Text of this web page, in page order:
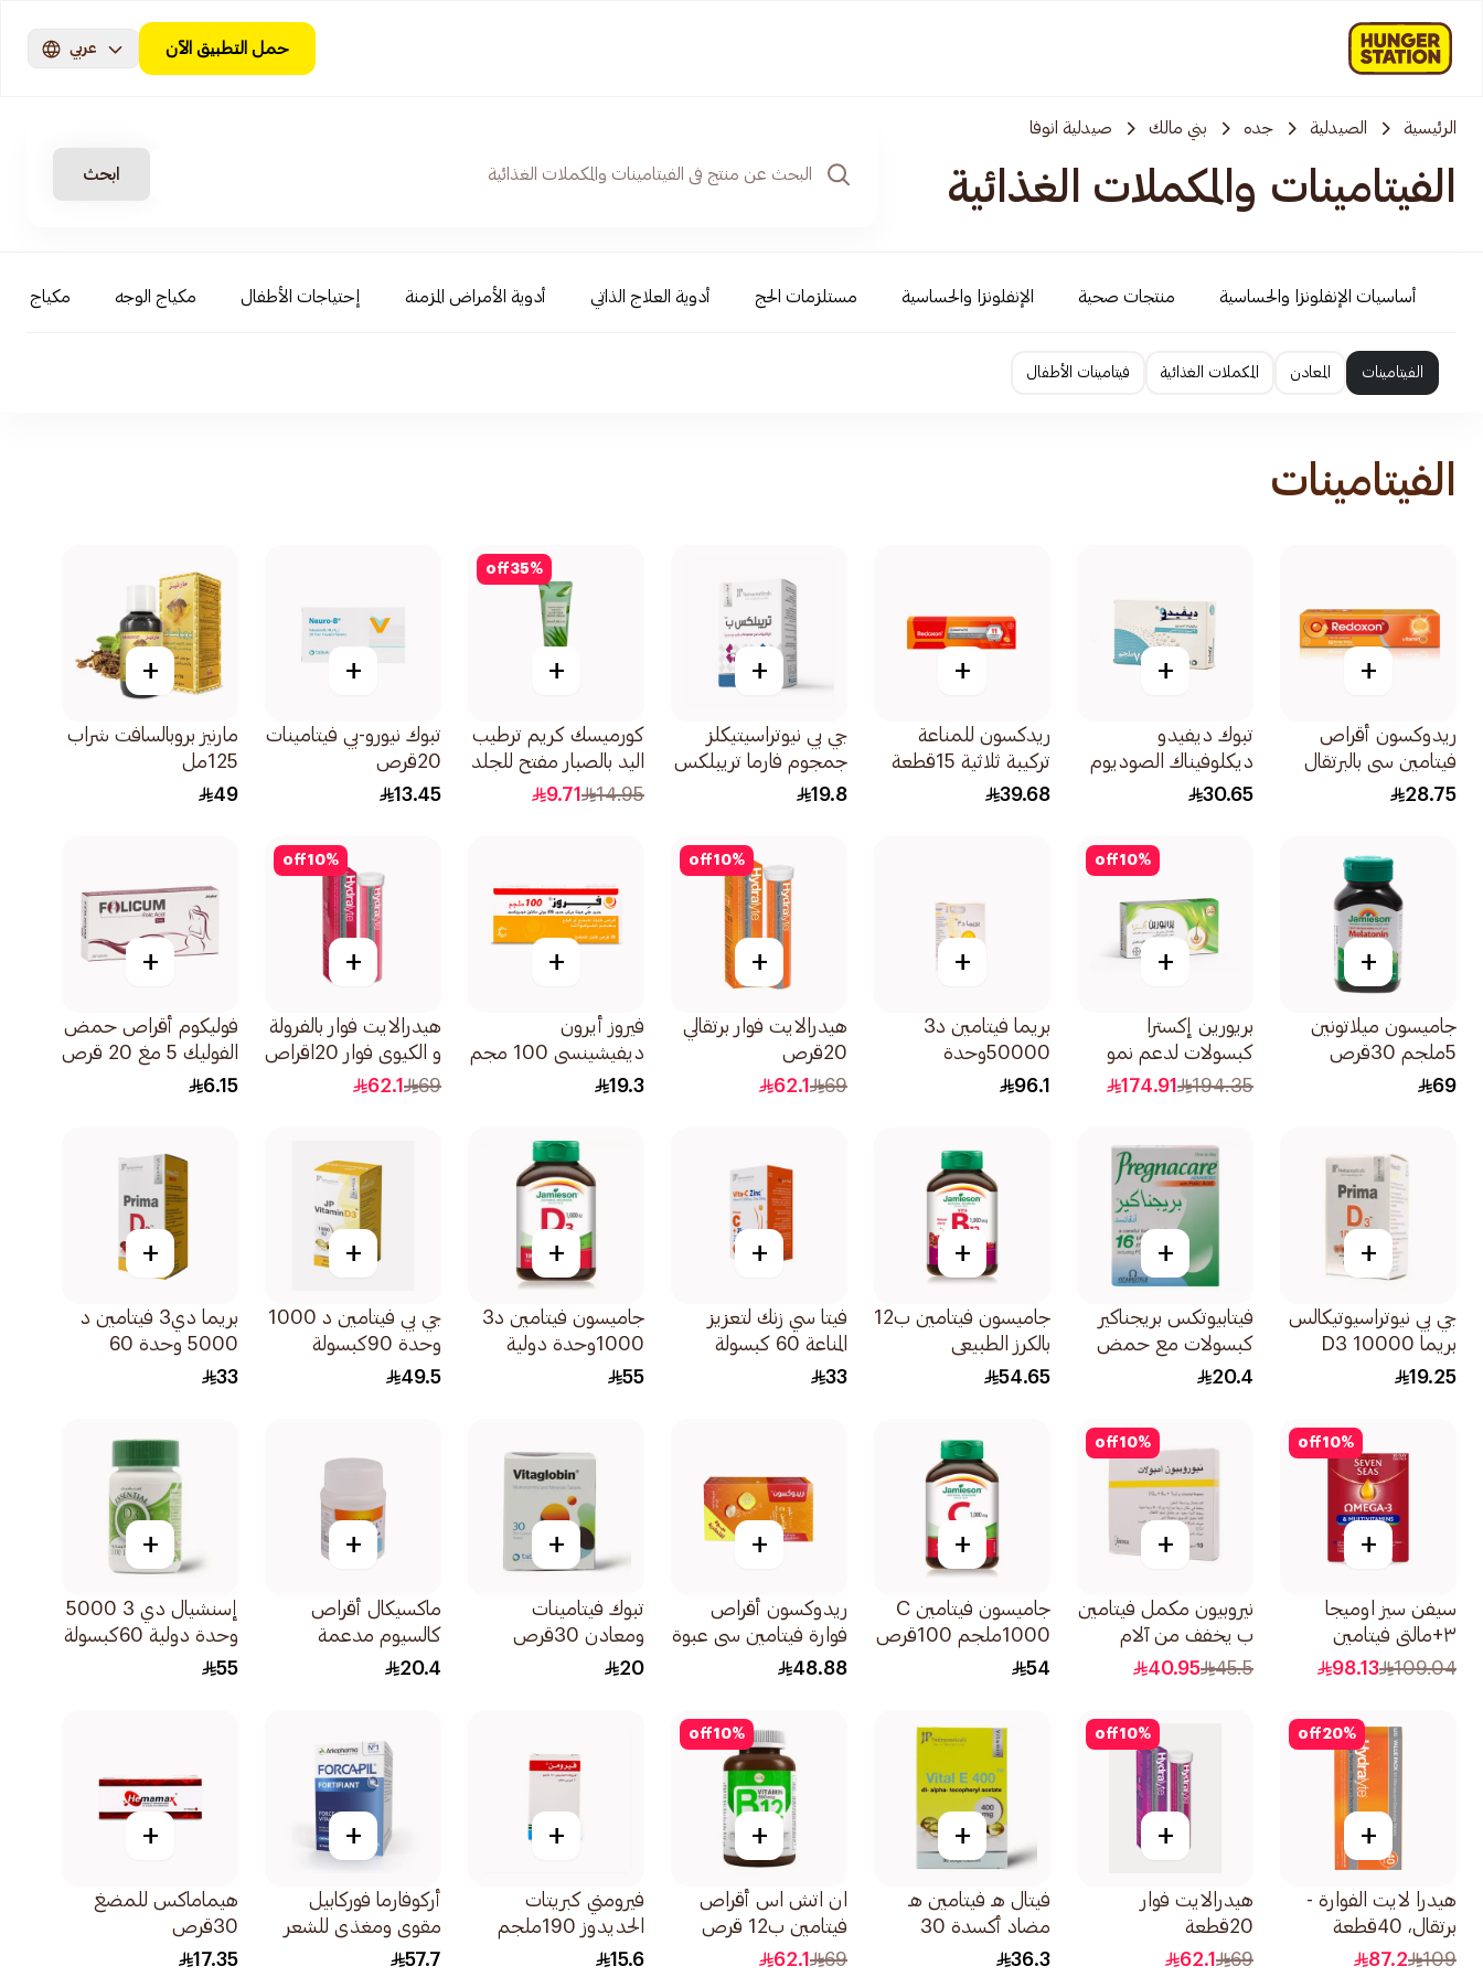
حمل التطبيق الآن عربي
الرئيسية الصيدلية جده بني مالك صيدلية انوفا
الفيتامينات والمكملات الغذائية ابحث
أساسيات الإنفلونزا والحساسية منتجات صحية الإنفلونزا والحساسية مستلزمات الحج أدوية العلاج الذاتي أدوية الأمراض المزمنة إحتياجات الأطفال مكياج الوجه مكياج
الفيتامينات المعادن المكملات الغذائية فيتامينات الأطفال
الفيتامينات
+
ريدوكسون أقراص
فيتامين سي بالبرتقال
15قرص
28.75
+
تبوك ديفيدو
ديكلوفيناك الصوديوم
75ملغ 20كبسولة
30.65
+
ريدكسون للمناعة
تركيبة ثلاثية 15قطعة
39.68
+
جي بي نيوتراسيتيكلز
جمجوم فارما تريبلكس
فيتامين ب 30قرص
19.8
35%
off
+
كورميسك كريم ترطيب
اليد بالصبار مفتح للجلد
30جرام
14.95
9.71
+
تبوك نيورو-بي فيتامينات
20قرص
13.45
+
مارنيز بروبالسافت شراب
125مل
49
+
جاميسون ميلاتونين
5ملجم 30قرص
69
10%
off
+
بريورين إكسترا
كبسولات لدعم نمو
الشعر وتقويته
194.35
174.91
+
بريما فيتامين د3
50000وحدة
3030كبسولة
96.1
10%
off
+
هيدرالايت فوار برتقالي
20قرص
69
62.1
+
فيروز أيرون
ديفيشينسي 100 مجم
30قرص
19.3
10%
off
+
هيدرالايت فوار بالفرولة
و الكيوي فوار 20اقراص
69
62.1
+
فوليكوم أقراص حمض
الفوليك 5 مغ 20 قرص
6.15
+
جي بي نيوتراسيوتيكالس
بريما D3 10000
وحدة دولية 30كبسولة
19.25
+
فيتابيوتكس بريجناكير
كبسولات مع حمض
الفوليك 30كبسولة
20.4
+
جاميسون فيتامين ب12
بالكرز الطبيعي
100قرص
54.65
+
فيتا سي زنك لتعزيز
المناعة 60 كبسولة
33
+
جاميسون فيتامين د3
1000وحدة دولية
100قرص
55
+
جي بي فيتامين د 1000
وحدة 90كبسولة
49.5
+
بريما دي3 فيتامين د
5000 وحدة 60
كبسولة
33
10%
off
+
سيفن سيز اوميجا
٣+مالتي فيتامين
للسيدات 1قطعة
109.04
98.13
10%
off
+
نيروبيون مكمل فيتامين
ب يخفف من آلام
الأعصاب 10 أمبولات
45.5
40.95
+
جاميسون فيتامين C
1000ملجم 100قرص
54
+
ريدوكسون أقراص
فوارة فيتامين سي عبوة
ثنائية 2×15قرص
48.88
+
تبوك فيتامينات
ومعادن 30قرص
20
+
ماكسيكال أقراص
كالسيوم مدعمة
بالفيتامينات لتقوية
20.4
+
إسنشيال دي 3 5000
وحدة دولية 60كبسولة
55
20%
off
+
هيدرا لايت الفوارة -
برتقال، 40قطعة
109
87.2
10%
off
+
هيدرالايت فوار
20قطعة
69
62.1
+
فيتال هـ فيتامين هـ
مضاد أكسدة 30
كبسولة
36.3
10%
off
+
ان اتش اس أقراص
فيتامين ب12 قرص
قابل للمضغ
69
62.1
+
فيرومني كبريتات
الحديدوز 190ملجم
30قطعة
15.6
+
أركوفارما فوركابيل
مقوي ومغذي للشعر
والأظافر 1علبة
57.7
+
هيماماكس للمضغ
30قرص
17.35